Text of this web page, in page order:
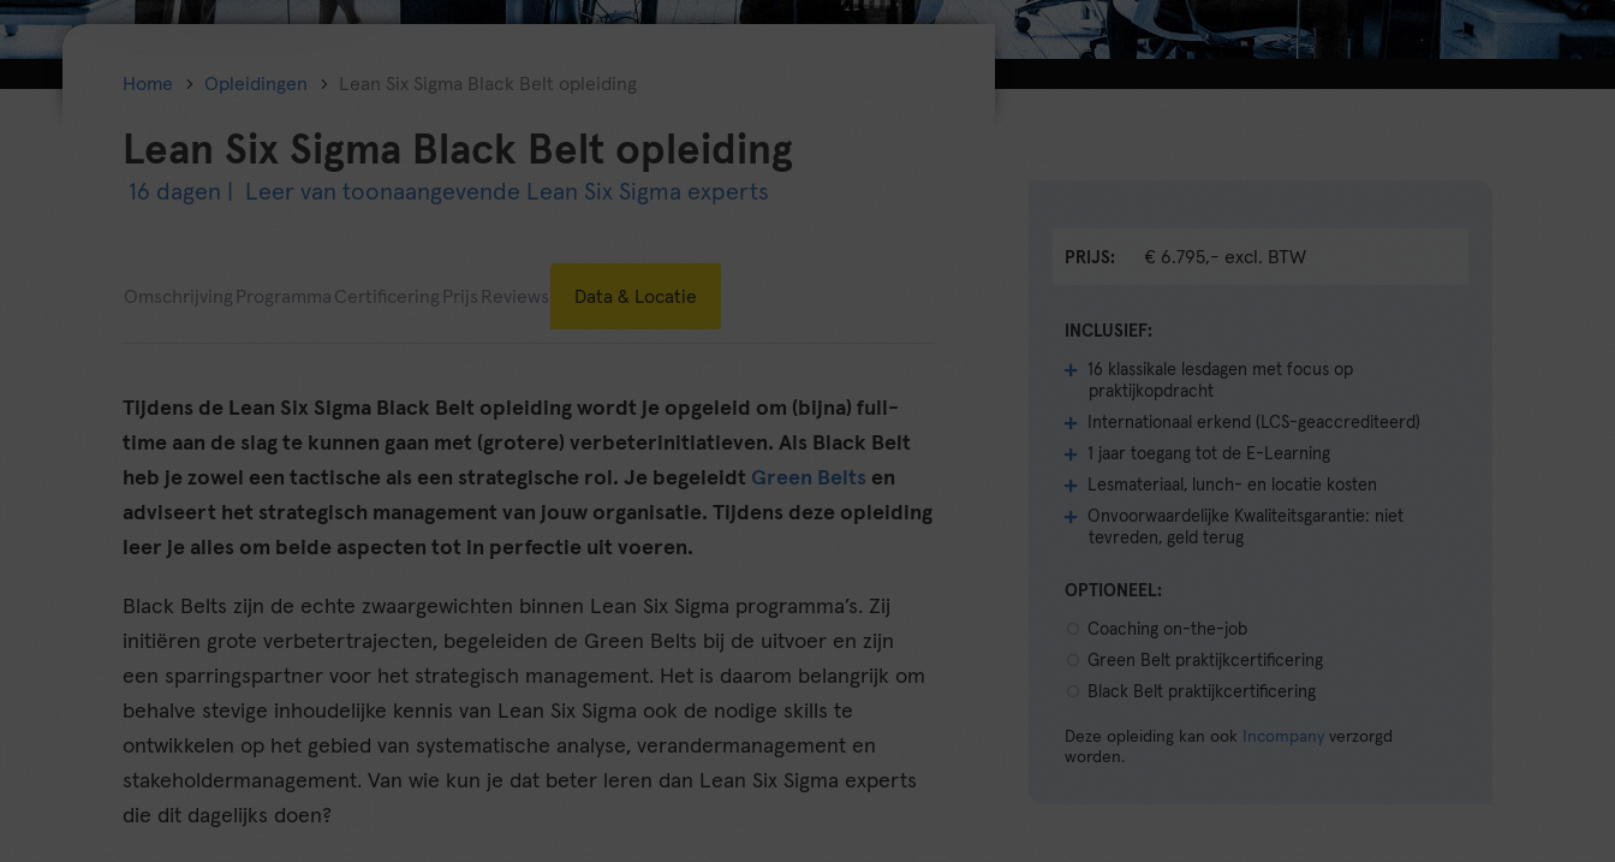
Home Opleidingen Lean Six Sigma Black Belt opleiding
Lean Six Sigma Black Belt opleiding
16 dagen | Leer van toonaangevende Lean Six Sigma experts
Omschrijving Programma Certificering Prijs Reviews Data & Locatie
Tijdens de Lean Six Sigma Black Belt opleiding wordt je opgeleid om (bijna) full-
time aan de slag te kunnen gaan met (grotere) verbeterinitiatieven. Als Black Belt
heb je zowel een tactische als een strategische rol. Je begeleidt Green Belts en
adviseert het strategisch management van jouw organisatie. Tijdens deze opleiding
leer je alles om beide aspecten tot in perfectie uit voeren.
Black Belts zijn de echte zwaargewichten binnen Lean Six Sigma programma’s. Zij
initiëren grote verbetertrajecten, begeleiden de Green Belts bij de uitvoer en zijn
een sparringspartner voor het strategisch management. Het is daarom belangrijk om
behalve stevige inhoudelijke kennis van Lean Six Sigma ook de nodige skills te
ontwikkelen op het gebied van systematische analyse, verandermanagement en
stakeholdermanagement. Van wie kun je dat beter leren dan Lean Six Sigma experts
die dit dagelijks doen?
PRIJS: € 6.795,- excl. BTW
INCLUSIEF:
16 klassikale lesdagen met focus op
praktijkopdracht
Internationaal erkend (LCS-geaccrediteerd)
1 jaar toegang tot de E-Learning
Lesmateriaal, lunch- en locatie kosten
Onvoorwaardelijke Kwaliteitsgarantie: niet
tevreden, geld terug
OPTIONEEL:
Coaching on-the-job
Green Belt praktijkcertificering
Black Belt praktijkcertificering
Deze opleiding kan ook Incompany verzorgd
worden.